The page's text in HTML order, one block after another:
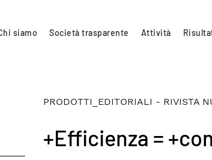
siamo Società trasparente Attività
PRODOTTI_EDITORIALI - RIVISTA
+Efficienza =